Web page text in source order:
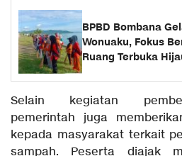
BPBD Bombana
Wonuaku, Fokus
Ruang Terbuka
Selain kegiatan
pemerintah juga
kepada masyarakat terkait
sampah. Peserta diajak